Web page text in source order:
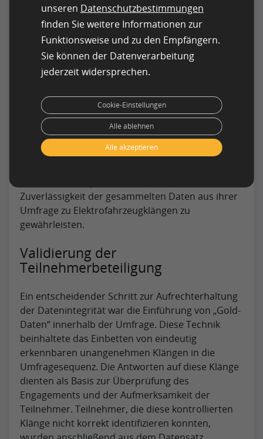
Datenintegrität und zur
Filterung fehlerhafter
Ergebnisse
Die Sicherstellung der Datenintegrität in groß
angelegten quantitativen Untersuchungen,
insbesondere bei einer vielfältigen globalen
Workforce, erfordert sorgfältige Planung und
robuste Validierungsprozesse. Bosch und
Zuverlässigkeit der gesammelten Daten aus ihrer
Umfrage zu Elektrofahrzeugklängen zu
gewährleisten.
Validierung der
Teilnehmerbeteiligung
Ein entscheidender Schritt zur Aufrechterhaltung
der Datenintegrität war die Einführung von „Gold-
Daten“ innerhalb der Umfrage. Diese Technik
beinhaltete das Einbetten von eindeutig
erkennbaren unangenehmen Klängen in die
Umfragesequenz. Die Antworten auf diese Klänge
dienten als Basis zur Überprüfung des
Engagements und der Aufmerksamkeit der
Teilnehmer. Teilnehmer, die diese kontrollierten
Klänge nicht korrekt identifizieren konnten,
unseren Datenschutzbestimmungen
finden Sie weitere Informationen zur
Funktionsweise und zu den Empfängern.
Sie können der Datenverarbeitung
jederzeit widersprechen.
Alle akzeptieren
Alle ablehnen
Cookie-Einstellungen